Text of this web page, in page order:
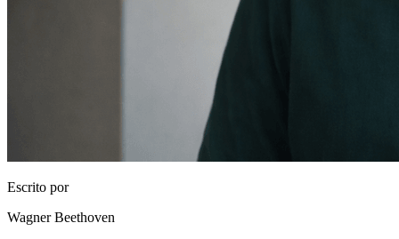
Escrito por
Wagner Beethoven